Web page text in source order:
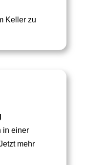
Keller zu
in einer
mehr